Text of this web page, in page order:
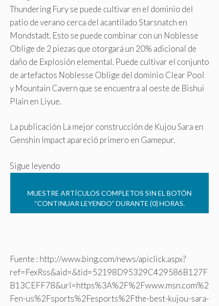
Thundering Fury se puede cultivar en el dominio del
patio de verano cerca del acantilado Starsnatch en
Mondstadt. Esto se puede combinar con un Noblesse
Oblige de 2 piezas que otorgará un 20% adicional de
daño de Explosión elemental. Puede cultivar el conjunto
de artefactos Noblesse Oblige del dominio Clear Pool
y Mountain Cavern que se encuentra al oeste de Bishui
Plain en Liyue.
La publicación La mejor construcción de Kujou Sara en
Genshin Impact apareció primero en Gamepur.
Sigue leyendo
MUESTRE ARTÍCULOS COMPLETOS SIN EL BOTÓN
“CONTINUAR LEYENDO” DURANTE {0} HORAS.
Fuente : http://www.bing.com/news/apiclick.aspx?
ref=FexRss&aid=&tid=52198D95329C429586B127F
B13CEFF78&url=https%3A%2F%2Fwww.msn.com%2
Fen-us%2Fsports%2Fesports%2Fthe-best-kujou-sara-